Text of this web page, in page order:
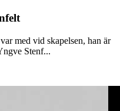
med vid skapelsen, han är
Stenf...